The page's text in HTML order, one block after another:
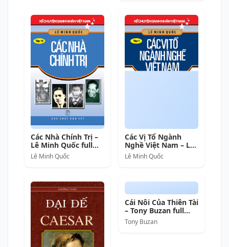
Các Nhà Chính Trị –
Lê Minh Quốc full
prc pdf epub azw3
[Lịch sử]
Lê Minh Quốc
Các Vị Tổ Ngành
Nghề Việt Nam – Lê
Minh Quốc full prc
pdf epub azw3 [Lịch
Lê Minh Quốc
Cái Nôi Của Thiên Tài
– Tony Buzan full
mobi pdf epub azw3
[Tư Duy]
Tony Buzan